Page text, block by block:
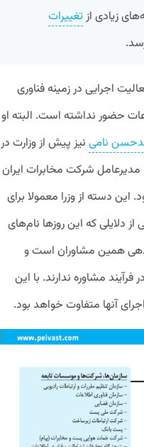
زیادی ازتغییرات
اجرایی در زمینه فناوری
حضور نداشته است. البته او
نامی نیز پیش از وزارت در
گرچه در دهه ۶۰ مدیرعامل شرکت مخابرات ایران
این دسته از وزرا معمولا برای
دلایلی که این روزها نام‌های
همین مشاوران است و
مشاوره ندارند. با این
آنها متفاوت خواهد بود.